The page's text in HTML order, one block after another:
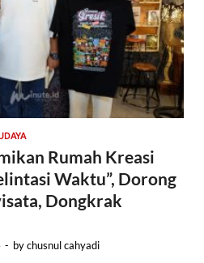
Rumah Kreasi
Waktu”, Dorong
Dongkrak
- bychusnul cahyadi